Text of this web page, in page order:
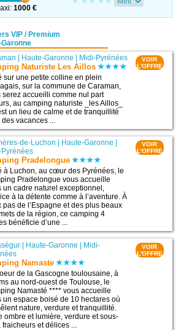
1000 €
VIP / Premium
Haute-Garonne Midi-Pyrénées
Naturiste Les Aillos
sur une petite colline en plein
sur la commune de Caraman,
serez accueilli comme nul part
au camping naturiste _les Aillos_
un lieu de calme et de tranquillité
des vacances ...
VOIR
L'OFFRE
de-Luchon Haute-Garonne
Pyrénées
Pradelongue
à Luchon, au cœur des Pyrénées, le
Pradelongue vous accueille
un cadre naturel exceptionnel,
à la détente comme à l’aventure. À
pas de l’Espagne et des plus beaux
de la région, ce camping 4
bénéficie d’une ...
VOIR
L'OFFRE
| Haute-Garonne | Midi-
Namaste
de la Gascogne toulousaine, à
au nord-ouest de Toulouse, le
Namasté **** vous accueille
un espace boisé de 10 hectares où
nature, verdure et tranquillité.
ombre et lumière, verdure et sous-
fraicheurs et délices ...
VOIR
L'OFFRE